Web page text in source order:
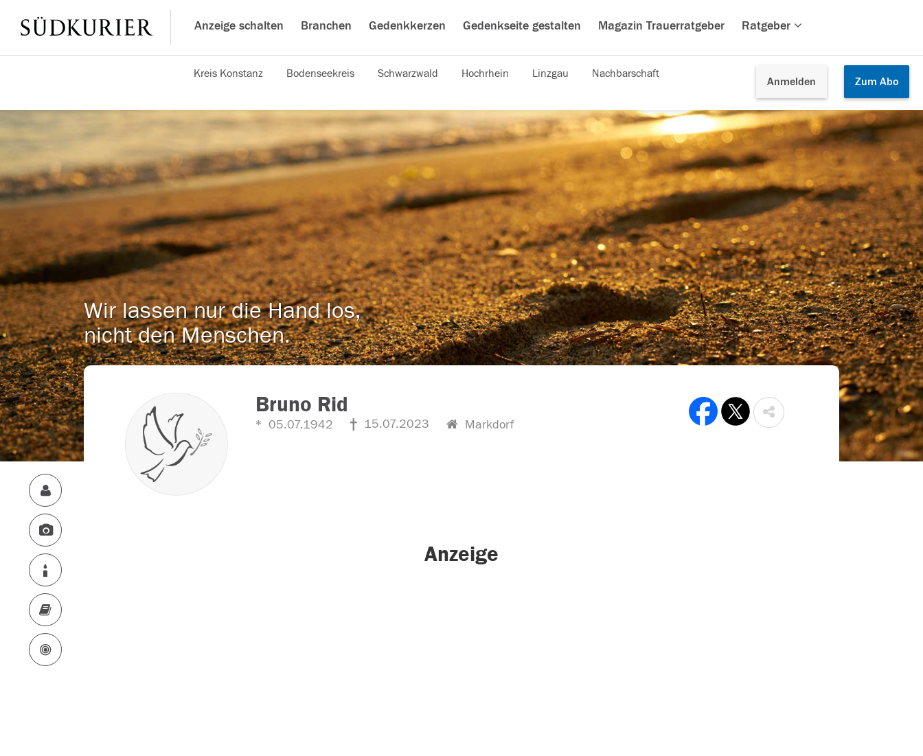
Anzeige schalten Branchen Gedenkkerzen Gedenkseite gestalten Magazin Trauerratgeber Ratgeber
Anmelden Zum Abo
Kreis Konstanz Bodenseekreis Schwarzwald Hochrhein Linzgau Nachbarschaft
Wir lassen nur die Hand los,
nicht den Menschen.
Bruno Rid
05.07.1942 15.07.2023 Markdorf
Anzeige